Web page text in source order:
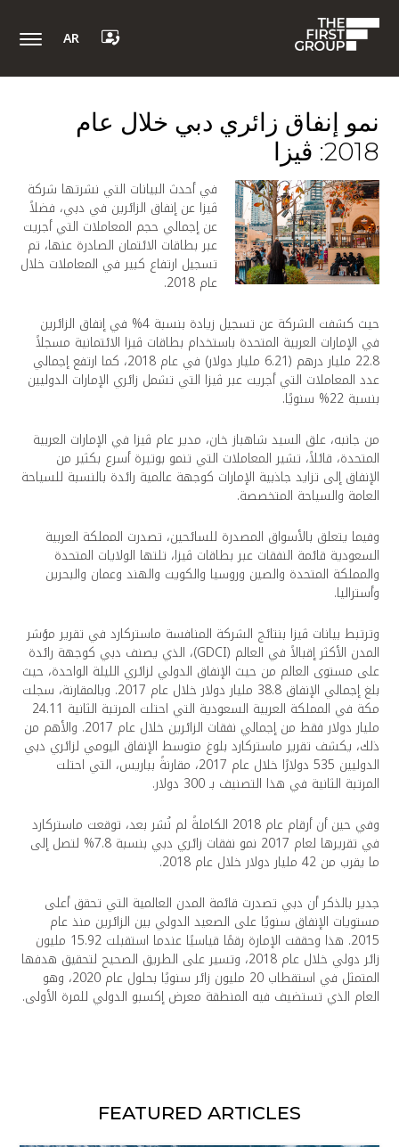
AR
نمو إنفاق زائري دبي خلال عام
2018: ڤيزا
في أحدث البيانات التي نشرتها شركة
ڤيزا عن إنفاق الزائرين في دبي، فضلاً
عن إجمالي حجم المعاملات التي أجريت
عبر بطاقات الائتمان الصادرة عنها، تم
تسجيل ارتفاع كبير في المعاملات خلال
عام 2018.
حيث كشفت الشركة عن تسجيل زيادة بنسبة 4% في إنفاق الزائرين
في الإمارات العربية المتحدة باستخدام بطاقات ڤيزا الائتمانية مسجلاً
22.8 مليار درهم (6.21 مليار دولار) في عام 2018، كما ارتفع إجمالي
عدد المعاملات التي أجريت عبر ڤيزا التي تشمل زائري الإمارات الدوليين
بنسبة 22% سنويًا.
من جانبه، علق السيد شاهباز خان، مدير عام ڤيزا في الإمارات العربية
المتحدة، قائلاً، تشير المعاملات التي تنمو بوتيرة أسرع بكثير من
الإنفاق إلى تزايد جاذبية الإمارات كوجهة عالمية رائدة بالنسبة للسياحة
العامة والسياحة المتخصصة.
وفيما يتعلق بالأسواق المصدرة للسائحين، تصدرت المملكة العربية
السعودية قائمة النفقات عبر بطاقات ڤيزا، تلتها الولايات المتحدة
والمملكة المتحدة والصين وروسيا والكويت والهند وعمان والبحرين
وأستراليا.
وترتبط بيانات ڤيزا بنتائج الشركة المنافسة ماستركارد في تقرير مؤشر
المدن الأكثر إقبالاً في العالم (GDCI)، الذي يصنف دبي كوجهة رائدة
على مستوى العالم من حيث الإنفاق الدولي لزائري الليلة الواحدة، حيث
بلغ إجمالي الإنفاق 38.8 مليار دولار خلال عام 2017. وبالمقارنة، سجلت
مكة في المملكة العربية السعودية التي احتلت المرتبة الثانية 24.11
مليار دولار فقط من إجمالي نفقات الزائرين خلال عام 2017. والأهم من
ذلك، يكشف تقرير ماستركارد بلوغ متوسط الإنفاق اليومي لزائري دبي
الدوليين 535 دولارًا خلال عام 2017، مقارنةً بباريس، التي احتلت
المرتبة الثانية في هذا التصنيف بـ 300 دولار.
وفي حين أن أرقام عام 2018 الكاملةً لم نُشر بعد، توقعت ماستركارد
في تقريرها لعام 2017 نمو نفقات زائري دبي بنسبة 7.8% لتصل إلى
ما يقرب من 42 مليار دولار خلال عام 2018.
جدير بالذكر أن دبي تصدرت قائمة المدن العالمية التي تحقق أعلى
مستويات الإنفاق سنويًا على الصعيد الدولي بين الزائرين منذ عام
2015. هذا وحققت الإمارة رقمًا قياسيًا عندما استقبلت 15.92 مليون
زائر دولي خلال عام 2018، وتسير على الطريق الصحيح لتحقيق هدفها
المتمثل في استقطاب 20 مليون زائر سنويًا بحلول عام 2020، وهو
العام الذي تستضيف فيه المنطقة معرض إكسبو الدولي للمرة الأولى.
FEATURED ARTICLES